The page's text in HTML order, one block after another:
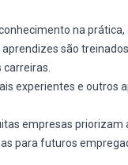
na
aprendizes são
experientes e outros
empresas priorizam
para futuros